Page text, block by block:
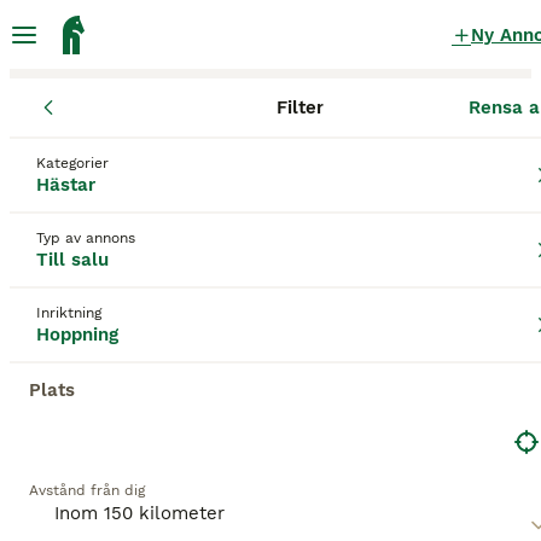
Ny
Filter Rensa
Kategorier
Hästar
Typ av annons
Till salu
Inriktning
Hoppning
Plats
Avstånd från dig
Hopphästar till salu
Spara sökning